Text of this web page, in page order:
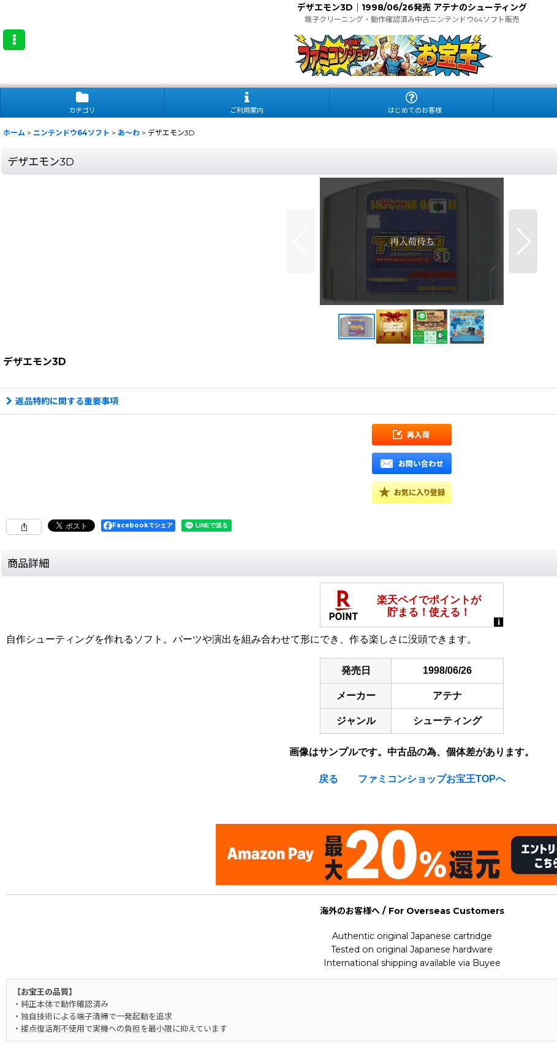
デザエモン3D｜1998/06/26発売 アテナのシューティング
端子クリーニング・動作確認済み中古ニンテンドウ64ソフト販売
.
カテゴリ ご利用案内 はじめてのお客様
ホーム > ニンテンドウ64ソフト > あ〜わ > デザエモン3D
デザエモン3D
デザエモン3D
返品特約に関する重要事項
Facebookでシェア
商品詳細
自作シューティングを作れるソフト。パーツや演出を組み合わせて形にでき、作る楽しさに没頭できます。
発売日 1998/06/26
メーカー アテナ
ジャンル シューティング
画像はサンプルです。中古品の為、個体差があります。
戻る ファミコンショップお宝王TOPへ
海外のお客様へ / For Overseas Customers
Authentic original Japanese cartridge
Tested on original Japanese hardware
International shipping available via Buyee
【お宝王の品質】
・純正本体で動作確認済み
・独自技術による端子清掃で一発起動を追求
・接点復活剤不使用で実機への負担を最小限に抑えています